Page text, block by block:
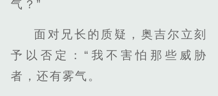
气？”
面对兄长的质疑，奥吉尔立刻
予以否定：“我不害怕那些威胁
者，还有雾气。